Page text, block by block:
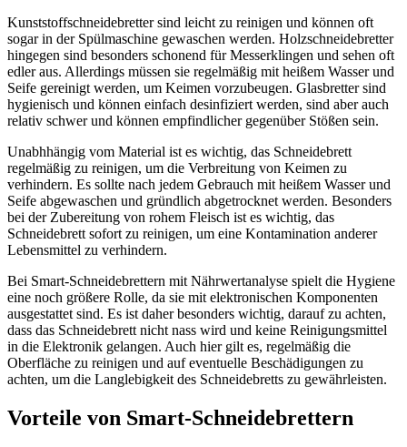
Kunststoffschneidebretter sind leicht zu reinigen und können oft
sogar in der Spülmaschine gewaschen werden. Holzschneidebretter
hingegen sind besonders schonend für Messerklingen und sehen oft
edler aus. Allerdings müssen sie regelmäßig mit heißem Wasser und
Seife gereinigt werden, um Keimen vorzubeugen. Glasbretter sind
hygienisch und können einfach desinfiziert werden, sind aber auch
relativ schwer und können empfindlicher gegenüber Stößen sein.
Unabhhängig vom Material ist es wichtig, das Schneidebrett
regelmäßig zu reinigen, um die Verbreitung von Keimen zu
verhindern. Es sollte nach jedem Gebrauch mit heißem Wasser und
Seife abgewaschen und gründlich abgetrocknet werden. Besonders
bei der Zubereitung von rohem Fleisch ist es wichtig, das
Schneidebrett sofort zu reinigen, um eine Kontamination anderer
Lebensmittel zu verhindern.
Bei Smart-Schneidebrettern mit Nährwertanalyse spielt die Hygiene
eine noch größere Rolle, da sie mit elektronischen Komponenten
ausgestattet sind. Es ist daher besonders wichtig, darauf zu achten,
dass das Schneidebrett nicht nass wird und keine Reinigungsmittel
in die Elektronik gelangen. Auch hier gilt es, regelmäßig die
Oberfläche zu reinigen und auf eventuelle Beschädigungen zu
achten, um die Langlebigkeit des Schneidebretts zu gewährleisten.
Vorteile von Smart-Schneidebrettern